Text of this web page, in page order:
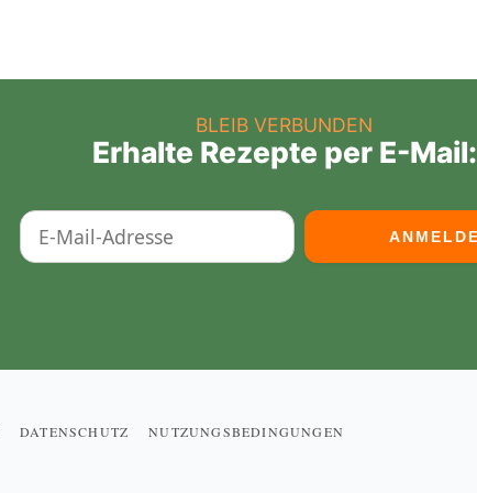
BLEIB VERBUNDEN
Erhalte Rezepte per E-Mail:
DATENSCHUTZ NUTZUNGSBEDINGUNGEN